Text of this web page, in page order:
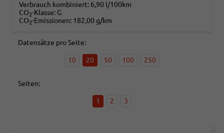
Verbrauch kombiniert: 6,90 l/100km
CO2-Klasse: G
CO2-Emissionen: 182,00 g/km
Datensätze pro Seite:
10 20 50 100 250
Seiten:
1 2 3